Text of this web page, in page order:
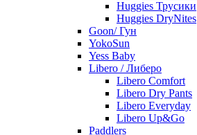
Huggies Трусики
Huggies DryNites
Goon/ Гун
YokoSun
Yess Baby
Libero / Либеро
Libero Comfort
Libero Dry Pants
Libero Everyday
Libero Up&Go
Paddlers